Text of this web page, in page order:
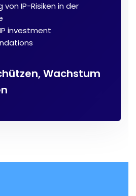
von IP-Risiken in der
investment
Wachstum